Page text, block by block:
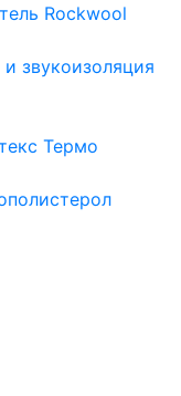
Rockwool
звукоизоляция
Термо